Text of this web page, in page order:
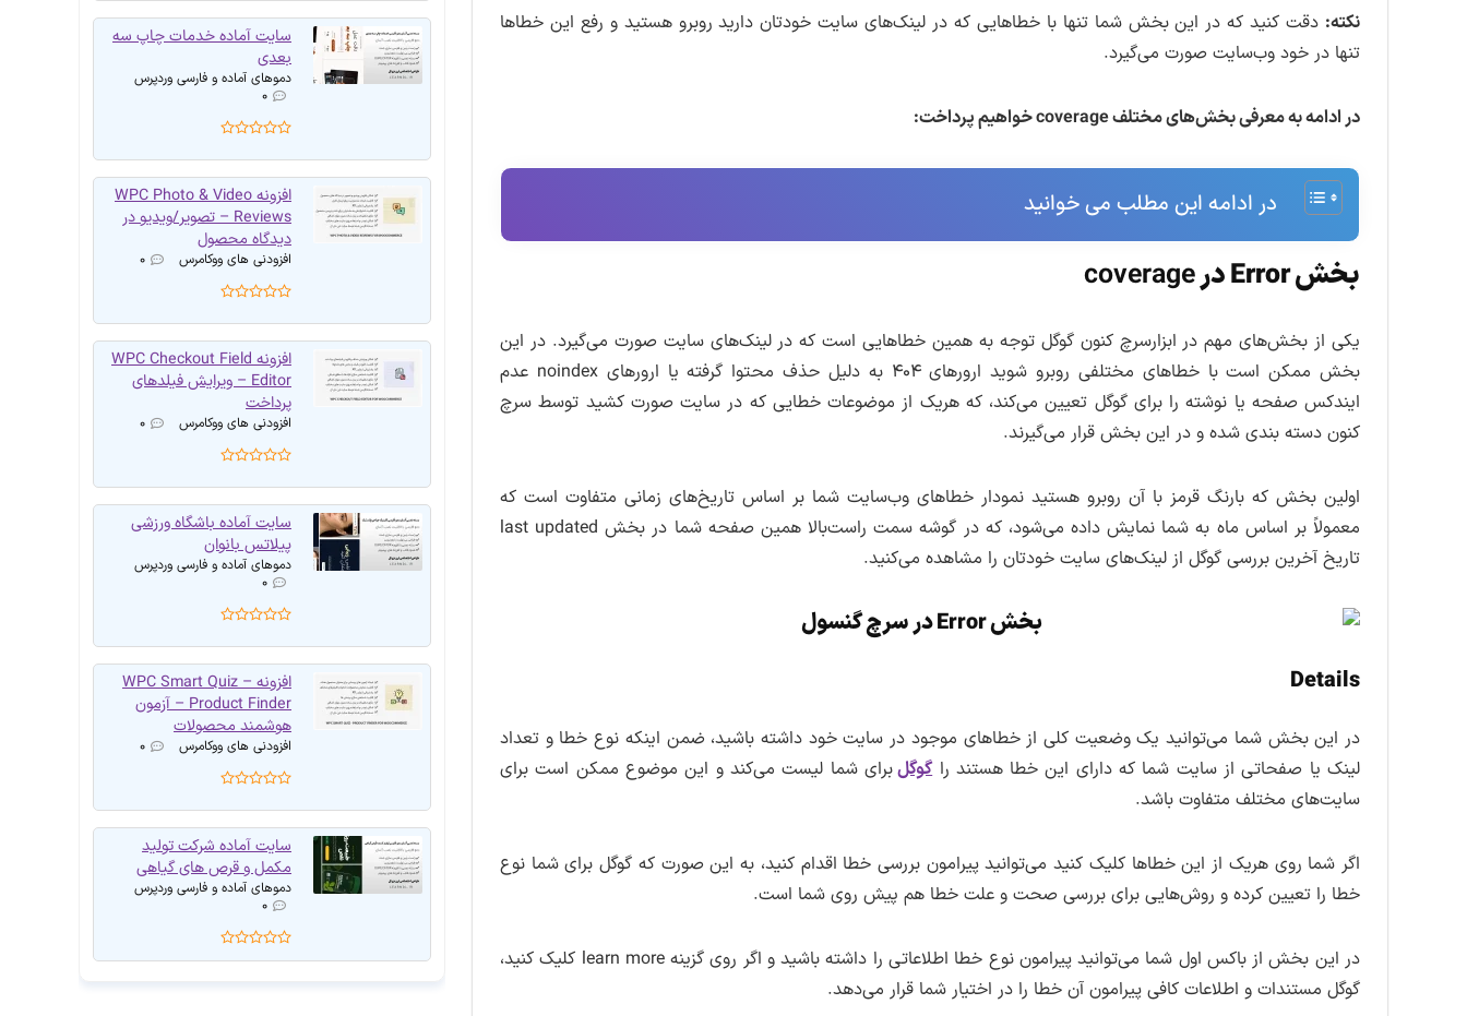
نکته: دقت کنید که در این بخش شما تنها با خطاهایی که در لینک‌های سایت خودتان دارید روبرو هستید و رفع این خطاها
تنها در خود وب‌سایت صورت می‌گیرد.
در ادامه به معرفی بخش‌های مختلف coverage خواهیم پرداخت:
در ادامه این مطلب می خوانید
بخش Error در coverage
یکی از بخش‌های مهم در ابزارسرچ کنون گوگل توجه به همین خطاهایی است که در لینک‌های سایت صورت می‌گیرد. در این
بخش ممکن است با خطاهای مختلفی روبرو شوید ارورهای ۴۰۴ به دلیل حذف محتوا گرفته یا ارورهای noindex عدم
ایندکس صفحه یا نوشته را برای گوگل تعیین می‌کند، که هریک از موضوعات خطایی که در سایت صورت کشید توسط سرچ
کنون دسته بندی شده و در این بخش قرار می‌گیرند.
اولین بخش که بارنگ قرمز با آن روبرو هستید نمودار خطاهای وب‌سایت شما بر اساس تاریخ‌های زمانی متفاوت است که
معمولاً بر اساس ماه به شما نمایش داده می‌شود، که در گوشه سمت راست‌بالا همین صفحه شما در بخش last updated
تاریخ آخرین بررسی گوگل از لینک‌های سایت خودتان را مشاهده می‌کنید.
Details
در این بخش شما می‌توانید یک وضعیت کلی از خطاهای موجود در سایت خود داشته باشید، ضمن اینکه نوع خطا و تعداد
لینک یا صفحاتی از سایت شما که دارای این خطا هستند راگوگلبرای شما لیست می‌کند و این موضوع ممکن است برای
سایت‌های مختلف متفاوت باشد.
اگر شما روی هریک از این خطاها کلیک کنید می‌توانید پیرامون بررسی خطا اقدام کنید، به این صورت که گوگل برای شما نوع
خطا را تعیین کرده و روش‌هایی برای بررسی صحت و علت خطا هم پیش روی شما است.
در این بخش از باکس اول شما می‌توانید پیرامون نوع خطا اطلاعاتی را داشته باشید و اگر روی گزینه learn more کلیک کنید،
گوگل مستندات و اطلاعات کافی پیرامون آن خطا را در اختیار شما قرار می‌دهد.
سایت آماده خدمات چاپ سه
بعدی
دموهای آماده و فارسی وردپرس
۰
افزونه WPC Photo & Video
Reviews – تصویر/ویدیو در
دیدگاه محصول
افزودنی های ووکامرس ۰
افزونه WPC Checkout Field
Editor – ویرایش فیلدهای
پرداخت
افزودنی های ووکامرس ۰
سایت آماده باشگاه ورزشی
پیلاتس بانوان
دموهای آماده و فارسی وردپرس
۰
افزونه WPC Smart Quiz –
Product Finder – آزمون
هوشمند محصولات
افزودنی های ووکامرس ۰
سایت آماده شرکت تولید
مکمل و قرص های گیاهی
دموهای آماده و فارسی وردپرس
۰